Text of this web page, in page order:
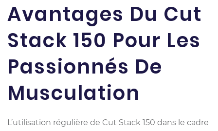
Avantages Du Cut
Stack 150 Pour Les
Passionnés De
Musculation
L’utilisation régulière de Cut Stack 150 dans le cadre